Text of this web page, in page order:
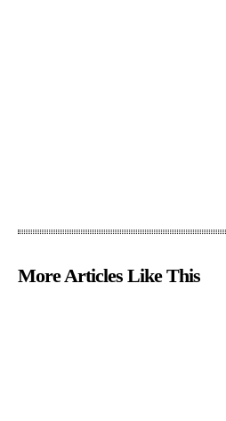
More Articles Like This